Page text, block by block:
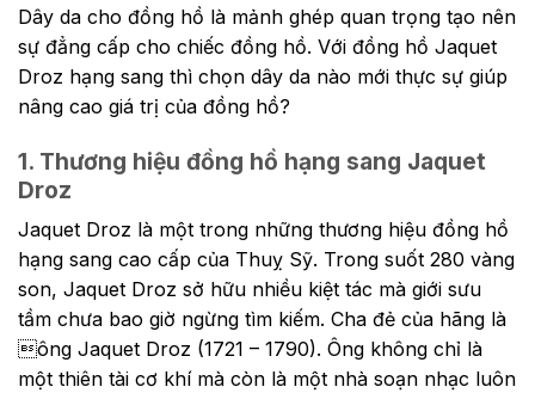
Dây da cho đồng hồ là mảnh ghép quan trọng tạo nên
sự đẳng cấp cho chiếc đồng hồ. Với đồng hồ Jaquet
Droz hạng sang thì chọn dây da nào mới thực sự giúp
nâng cao giá trị của đồng hồ?
1. Thương hiệu đồng hồ hạng sang Jaquet
Droz
Jaquet Droz là một trong những thương hiệu đồng hồ
hạng sang cao cấp của Thuỵ Sỹ. Trong suốt 280 vàng
son, Jaquet Droz sở hữu nhiều kiệt tác mà giới sưu
tầm chưa bao giờ ngừng tìm kiếm. Cha đẻ của hãng là
ông Jaquet Droz (1721 – 1790). Ông không chỉ là
một thiên tài cơ khí mà còn là một nhà soạn nhạc luôn